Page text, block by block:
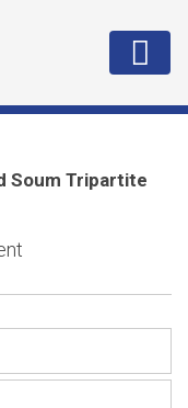
Soum Tripartite